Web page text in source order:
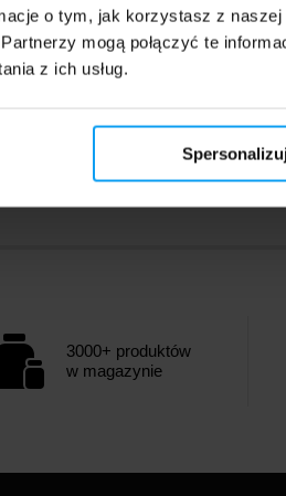
o tym, jak korzystasz z
mogą połączyć te
z ich usług.
3000+ produktów
w magazynie